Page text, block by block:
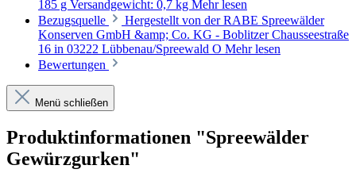
185 g Versandgewicht: 0,7 kg Mehr lesen
Bezugsquelle
Hergestellt von der RABE Spreewälder
Konserven GmbH &amp; Co. KG - Boblitzer Chausseestraße
16 in 03222 Lübbenau/Spreewald O Mehr lesen
Bewertungen
Menü schließen
Produktinformationen "Spreewälder
Gewürzgurken"